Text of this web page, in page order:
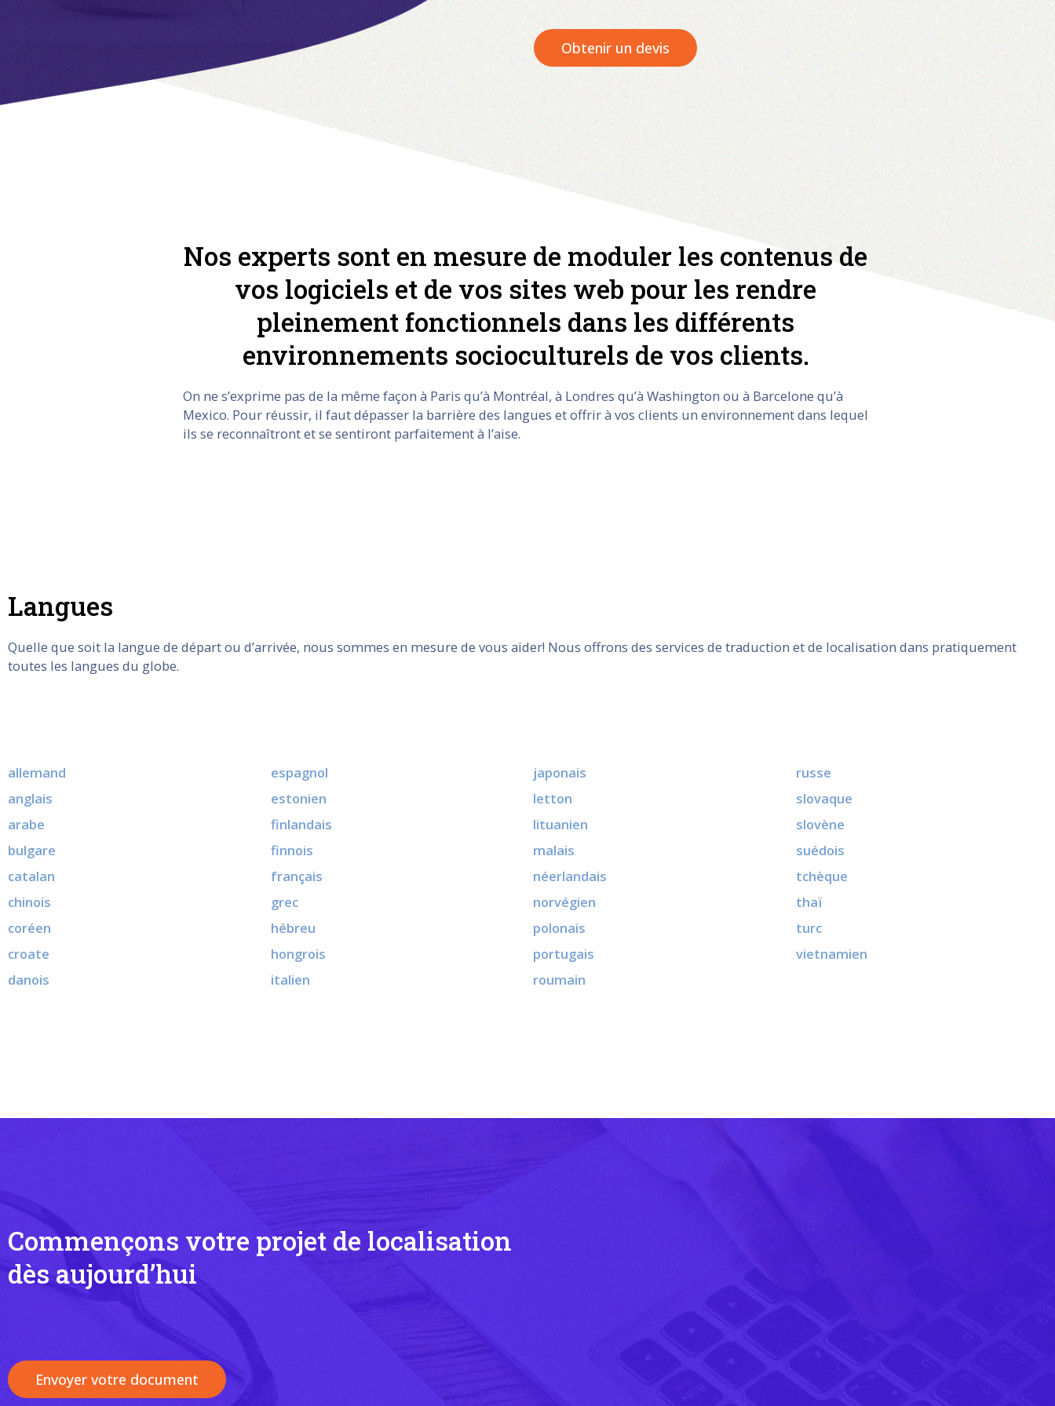
Obtenir un devis
Nos experts sont en mesure de moduler les contenus de
vos logiciels et de vos sites web pour les rendre
pleinement fonctionnels dans les différents
environnements socioculturels de vos clients.
On ne s’exprime pas de la même façon à Paris qu’à Montréal, à Londres qu’à Washington ou à Barcelone qu’à
Mexico. Pour réussir, il faut dépasser la barrière des langues et offrir à vos clients un environnement dans lequel
ils se reconnaîtront et se sentiront parfaitement à l’aise.
Langues
Quelle que soit la langue de départ ou d’arrivée, nous sommes en mesure de vous aider! Nous offrons des services de traduction et de localisation dans pratiquement
toutes les langues du globe.
allemand
anglais
arabe
bulgare
catalan
chinois
coréen
croate
danois
espagnol
estonien
finlandais
finnois
français
grec
hébreu
hongrois
italien
japonais
letton
lituanien
malais
néerlandais
norvégien
polonais
portugais
roumain
russe
slovaque
slovène
suédois
tchèque
thaï
turc
vietnamien
Commençons votre projet de localisation
dès aujourd’hui
Envoyer votre document